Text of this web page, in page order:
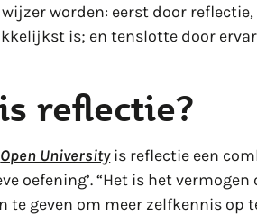
worden: eerst door
is; en tenslotte door
reflectie?
Open Universityis reflectie een
oefening’. “Het is het
te geven om meer zelfkennis op